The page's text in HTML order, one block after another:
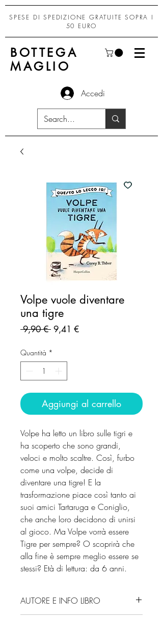
SPESE DI SPEDIZIONE GRATUITE SOPRA I
50 EURO
BOTTEGA
MAGLIO
Accedi
Volpe vuole diventare
una tigre
9,90 € Prezzo
9,41 €Prezzo
Quantità *
Aggiungi al carrello
Volpe ha letto un libro sulle tigri e
ha scoperto che sono grandi,
veloci e molto scaltre. Così, furbo
come una volpe, decide di
diventare una tigre! E la
trasformazione piace così tanto ai
suoi amici Tartaruga e Coniglio,
che anche loro decidono di unirsi
al gioco. Ma Volpe vorrà essere
Tigre per sempre? O scoprirà che
alla fine è sempre meglio essere se
stessi? Età di lettura: da 6 anni.
AUTORE E INFO LIBRO